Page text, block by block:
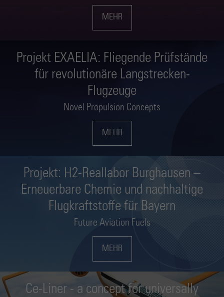
MEHR
Projekt EXAELIA: Fliegende Prüfstände
für revolutionäre Langstrecken-
Flugzeuge
Novel Propulsion Concepts
MEHR
Projekt: H2-Reallabor Burghausen –
Erneuerbare Chemie und nachhaltige
Flugkraftstoffe für Bayern
Future Aviation Fuels
MEHR
Ce-Liner - a concept for universally